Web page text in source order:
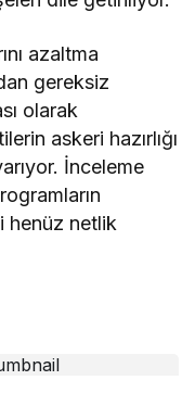
azaltma
gereksiz
olarak
askeri hazırlığı
İnceleme
henüz netlik